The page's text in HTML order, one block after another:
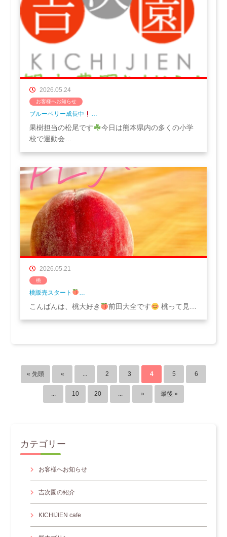
2026.05.24
お客様へお知らせ
ブルーベリー成長中 …
果樹担当の松尾です
今日は熊本県内の多くの小学
校で運動会…
2026.05.21
桃
桃販売スタート …
こんばんは、桃大好き 前田大全です 桃って見…
« 先頭 « 2 3 4 5 6
10 20 » 最後 »
カテゴリー
お客様へお知らせ
吉次園の紹介
KICHIJIEN cafe